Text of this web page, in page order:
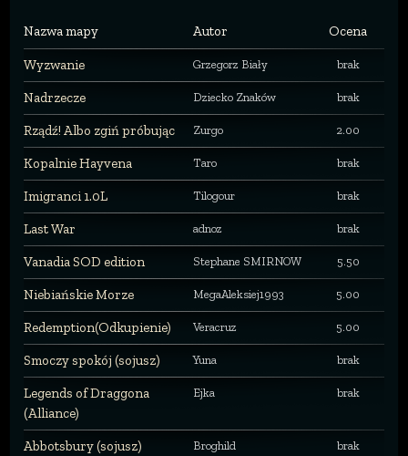
Nazwa mapy Autor Ocena
Wyzwanie Grzegorz Biały brak
Nadrzecze Dziecko Znaków brak
Rządź! Albo zgiń próbując Zurgo 2.00
Kopalnie Hayvena Taro brak
Imigranci 1.0L Tilogour brak
Last War adnoz brak
Vanadia SOD edition Stephane SMIRNOW 5.50
Niebiańskie Morze MegaAleksiej1993 5.00
Redemption(Odkupienie) Veracruz 5.00
Smoczy spokój (sojusz) Yuna brak
Legends of Draggona
(Alliance)
Ejka brak
Abbotsbury (sojusz) Broghild brak